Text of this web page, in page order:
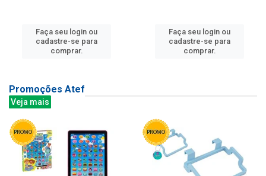
Faça seu login ou
cadastre-se para
comprar.
Faça seu login ou
cadastre-se para
comprar.
Promoções Atef
Veja mais